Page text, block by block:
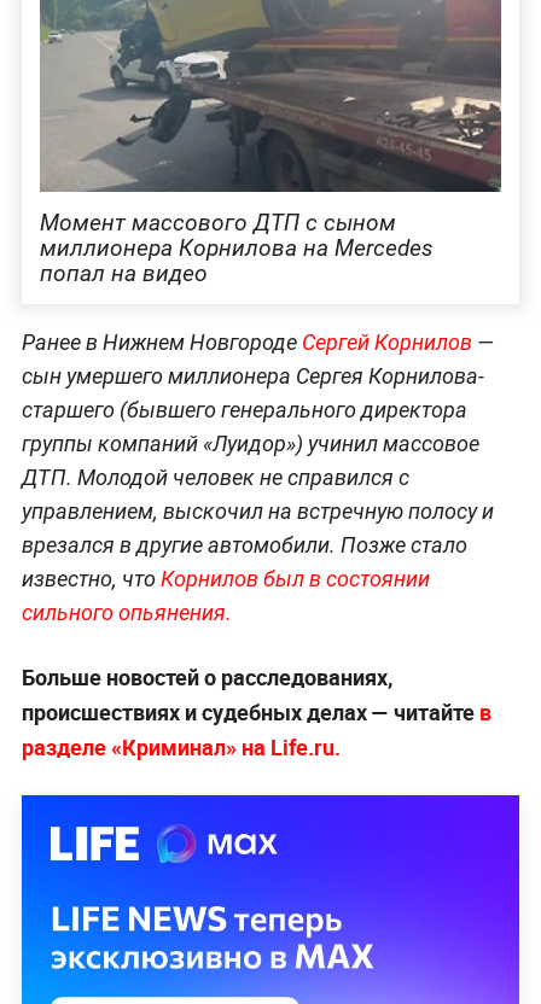
Момент массового ДТП с сыном
миллионера Корнилова на Mercedes
попал на видео
Ранее в Нижнем Новгороде Сергей Корнилов —
сын умершего миллионера Сергея Корнилова-
старшего (бывшего генерального директора
группы компаний «Луидор») учинил массовое
ДТП. Молодой человек не справился с
управлением, выскочил на встречную полосу и
врезался в другие автомобили. Позже стало
известно, чтоКорнилов был в состоянии
сильного опьянения.
Больше новостей о расследованиях,
происшествиях и судебных делах — читайтев
разделе «Криминал» на Life.ru.